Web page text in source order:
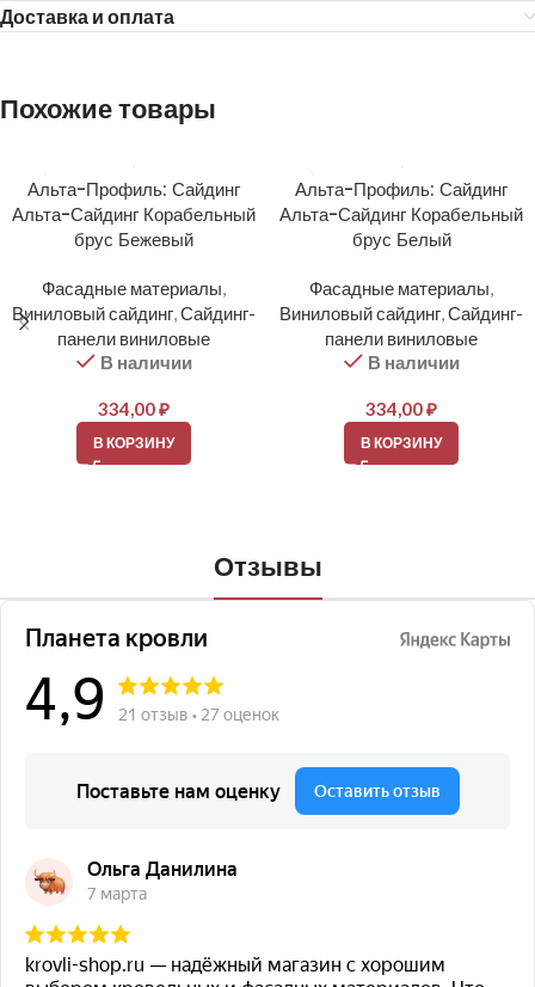
Доставка и оплата
Похожие товары
Альта-Профиль: Сайдинг
Альта-Сайдинг Корабельный
брус Бежевый
Фасадные материалы,
Виниловый сайдинг,Сайдинг-
панели виниловые
В наличии
334,00₽
В КОРЗИНУ
Альта-Профиль: Сайдинг
Альта-Сайдинг Корабельный
брус Белый
Фасадные материалы,
Виниловый сайдинг,Сайдинг-
панели виниловые
В наличии
334,00₽
В КОРЗИНУ
Отзывы